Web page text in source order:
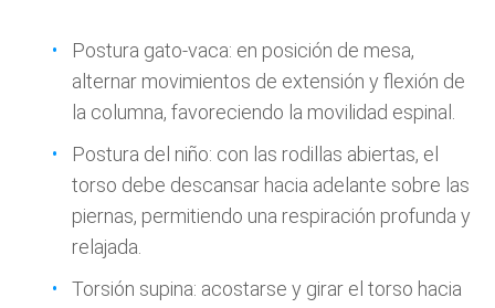
Postura gato-vaca: en posición de mesa,
alternar movimientos de extensión y flexión de
la columna, favoreciendo la movilidad espinal.
Postura del niño: con las rodillas abiertas, el
torso debe descansar hacia adelante sobre las
piernas, permitiendo una respiración profunda y
relajada.
Torsión supina: acostarse y girar el torso hacia